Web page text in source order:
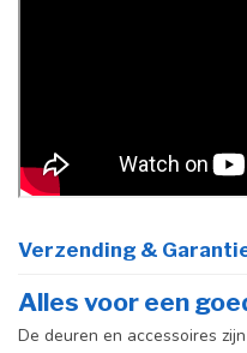
Verzending &
Alles voor een
De deuren en accessoires